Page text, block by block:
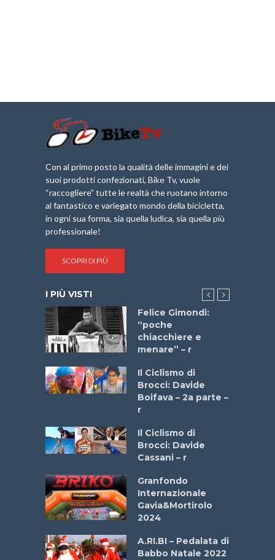
Con al primo posto la qualità delle immagini e dei
suoi prodotti confezionati, Bike Tv, vuole
“raccogliere” tutte le realtà che ruotano intorno
al fantastico e variegato mondo della bicicletta,
in ogni sua forma, sia quella ludica, sia quella più
professionale!
SCOPRI DI PIÙ
I PIÙ VISTI
Felice Gimondi:
“poche
chiacchiere e
menare” – r
Il Ciclismo di
Brocci: Davide
Boifava – 2a parte –
r
Il Ciclismo di
Brocci: Davide
Cassani – r
Granfondo
Internazionale
Gavia&Mortirolo
2024
A.RI.BI – Pedalata di
Babbo Natale 2022